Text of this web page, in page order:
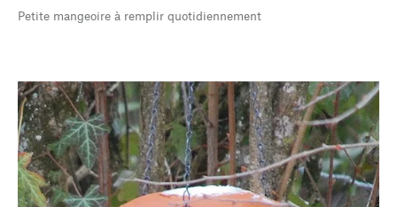
Petite mangeoire à remplir quotidiennement